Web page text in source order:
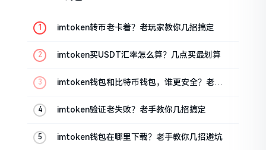
imtoken转币老卡着？老玩家教你几招搞定
imtoken买USDT汇率怎么算？几点买最划算
imtoken钱包和比特币钱包，谁更安全？老玩
imtoken验证老失败？老手教你几招搞定
imtoken钱包在哪里下载？老手教你几招避坑